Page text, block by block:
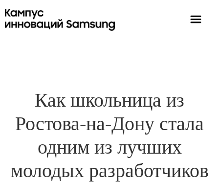
Как школьница из
Ростова-на-Дону стала
одним из лучших
молодых разработчиков